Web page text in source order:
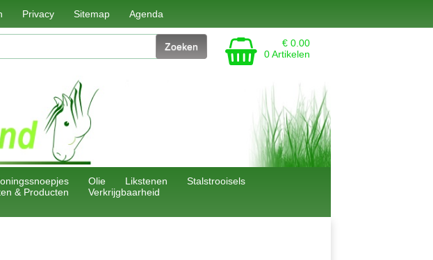
Privacy Sitemap Agenda
€ 0.00
0 Artikelen
Olie Likstenen
Stalstrooisels
& Producten
Verkrijgbaarheid